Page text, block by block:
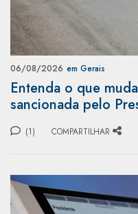
06/08/2026 em Gerais
Entenda o que
sancionada pelo
(1) COMPARTILHAR